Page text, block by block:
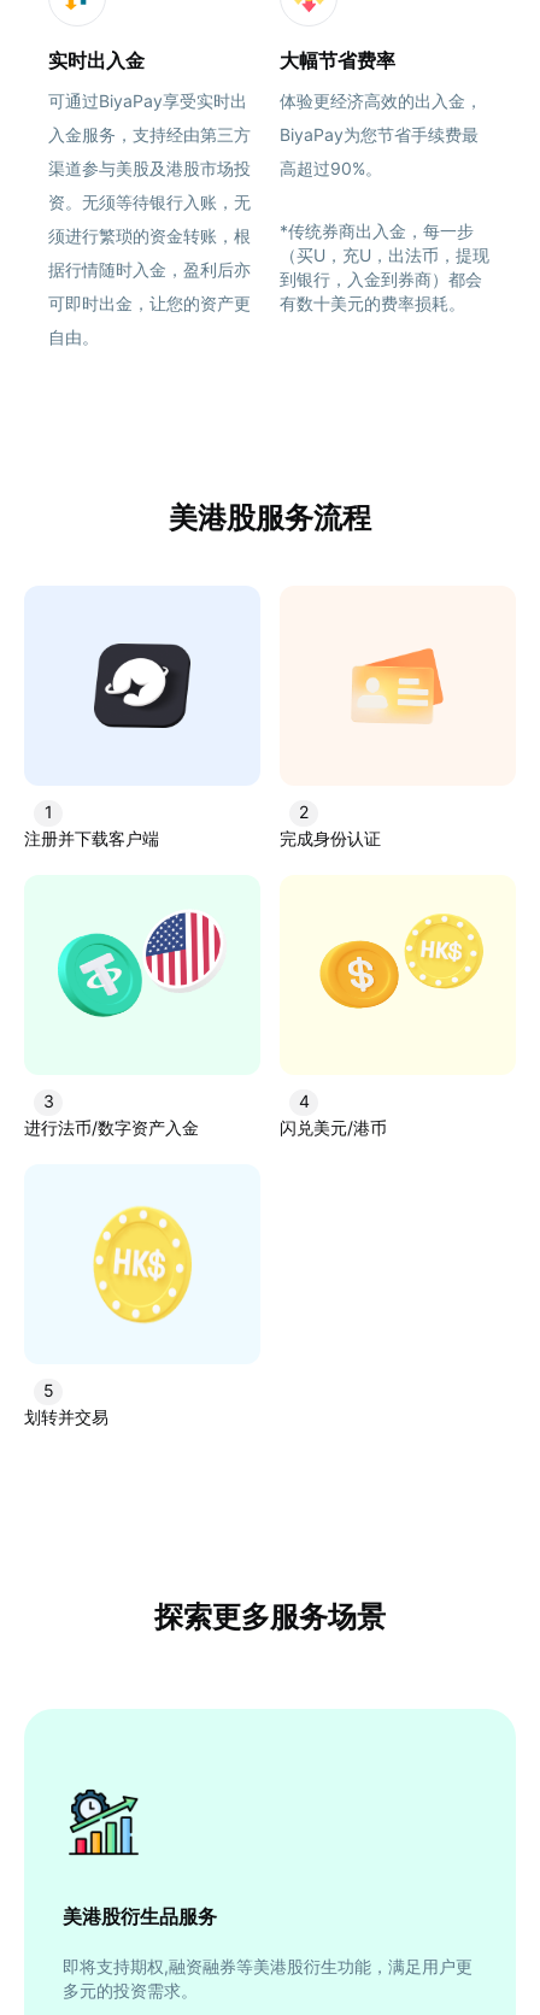
实时出入金
可通过BiyaPay享受实时出
入金服务，支持经由第三方
渠道参与美股及港股市场投
资。无须等待银行入账，无
须进行繁琐的资金转账，根
据行情随时入金，盈利后亦
可即时出金，让您的资产更
自由。
大幅节省费率
体验更经济高效的出入金，
BiyaPay为您节省手续费最
高超过90%。
*传统券商出入金，每一步
（买U，充U，出法币，提现
到银行，入金到券商）都会
有数十美元的费率损耗。
美港股服务流程
1
注册并下载客户端
2
完成身份认证
3
进行法币/数字资产入金
4
闪兑美元/港币
5
划转并交易
探索更多服务场景
美港股衍生品服务
即将支持期权,融资融券等美港股衍生功能，满足用户更
多元的投资需求。